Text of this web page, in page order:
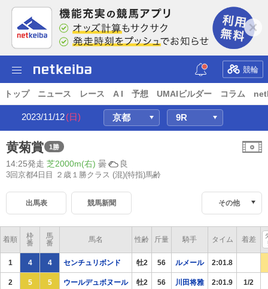
競輪
トップ ニュース レース A I 予想 UMAIビルダー コラム
2023/11/12(日)
黄菊賞 1勝
14:25発走 芝2000m(右) 曇 良
3回京都4日目 ２歳１勝クラス (混)(特指)馬齢
出馬表 競馬新聞 その他
着順
枠
番
馬
番
馬名 性齢 斤量 騎手 タイム 着差
1 4 4 センチュリボンド 牡2 56 ルメール 2:01.8
2 5 5 ウールデュボヌール 牡2 56 川田将雅 2:01.9 1/2